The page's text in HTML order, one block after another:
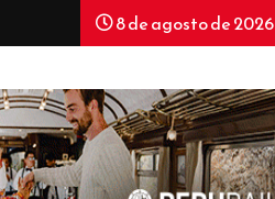
8 de agosto de 2026